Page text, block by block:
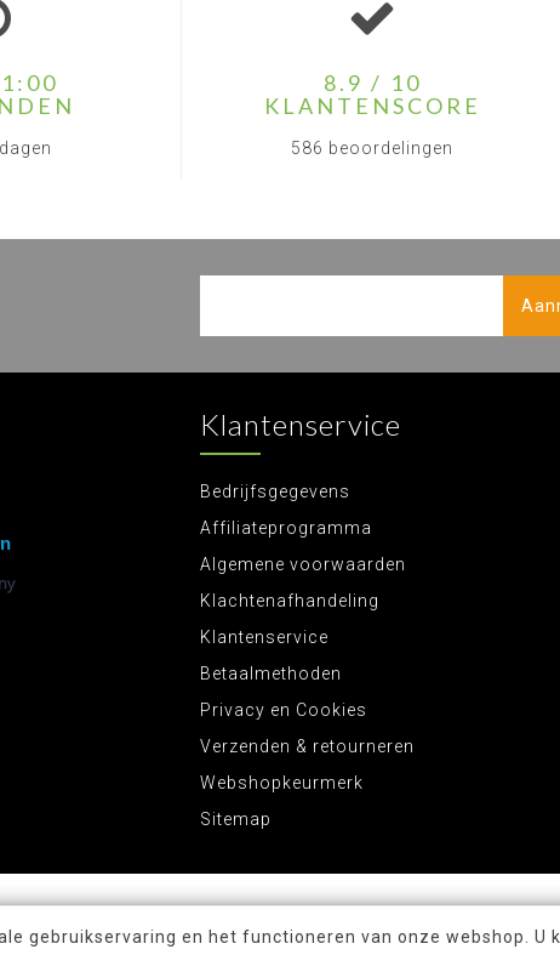
8.9 / 10
KLANTENSCORE
586 beoordelingen
Klantenservice
Bedrijfsgegevens
Affiliateprogramma
Algemene voorwaarden
Klachtenafhandeling
Klantenservice
Betaalmethoden
Privacy en Cookies
Verzenden & retourneren
Webshopkeurmerk
Sitemap
gebruikservaring en het functioneren van onze webshop.